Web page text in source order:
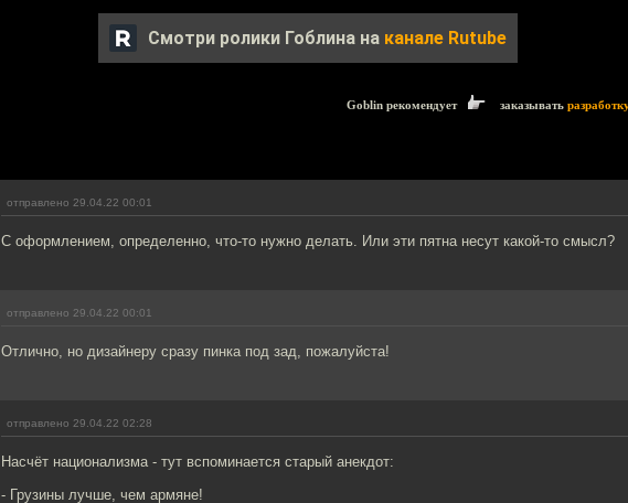
Смотри ролики Гоблина на канале Rutube
Goblin рекомендует заказывать
отправлено 29.04.22 00:01
С оформлением, определенно, что-то нужно делать. Или эти пятна несут какой-то смысл?
отправлено 29.04.22 00:01
Отлично, но дизайнеру сразу пинка под зад, пожалуйста!
отправлено 29.04.22 02:28
Насчёт национализма - тут вспоминается старый анекдот:
- Грузины лучше, чем армяне!